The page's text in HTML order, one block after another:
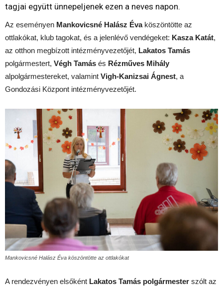
tagjai együtt ünnepeljenek ezen a neves napon.
Az eseményen Mankovicsné Halász Évaköszöntötte az
ottlakókat, klub tagokat, és a jelenlévő vendégeket: Kasza Katát,
az otthon megbízott intézményvezetőjét, Lakatos Tamás
polgármestert, Végh Tamás és Rézműves Mihály
alpolgármestereket, valamint Vigh-Kanizsai Ágnest, a
Gondozási Központ intézményvezetőjét.
Mankovicsné Halász Éva köszöntötte az ottlakókat
A rendezvényen elsőként Lakatos Tamás polgármester szólt az